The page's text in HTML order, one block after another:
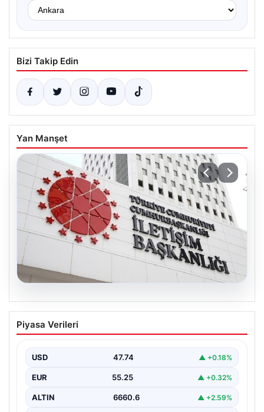
Bizi Takip Edin
Yan Manşet
07.08.2026
DMM’den Mekke Ortak Savunma Paktı
Hakkındaki İddialara Resmi Yanıt
Suudi Arabistan ve Pakistan arasında imzalandığı
belirtilen Mekke Ortak…
Piyasa Verileri
USD 47.74 ▲ +0.18%
EUR 55.25 ▲ +0.32%
ALTIN 6660.6 ▲ +2.59%